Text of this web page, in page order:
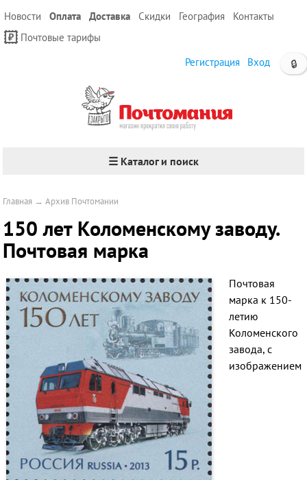
Новости Оплата Доставка Скидки География
Контакты
Почтовые тарифы
🔒
Регистрация Вход
☰ Каталог и поиск
Главная →Архив Почтомании
150 лет Коломенскому заводу.
Почтовая марка
Почтовая
марка к 150-
летию
Коломенского
завода, с
изображением